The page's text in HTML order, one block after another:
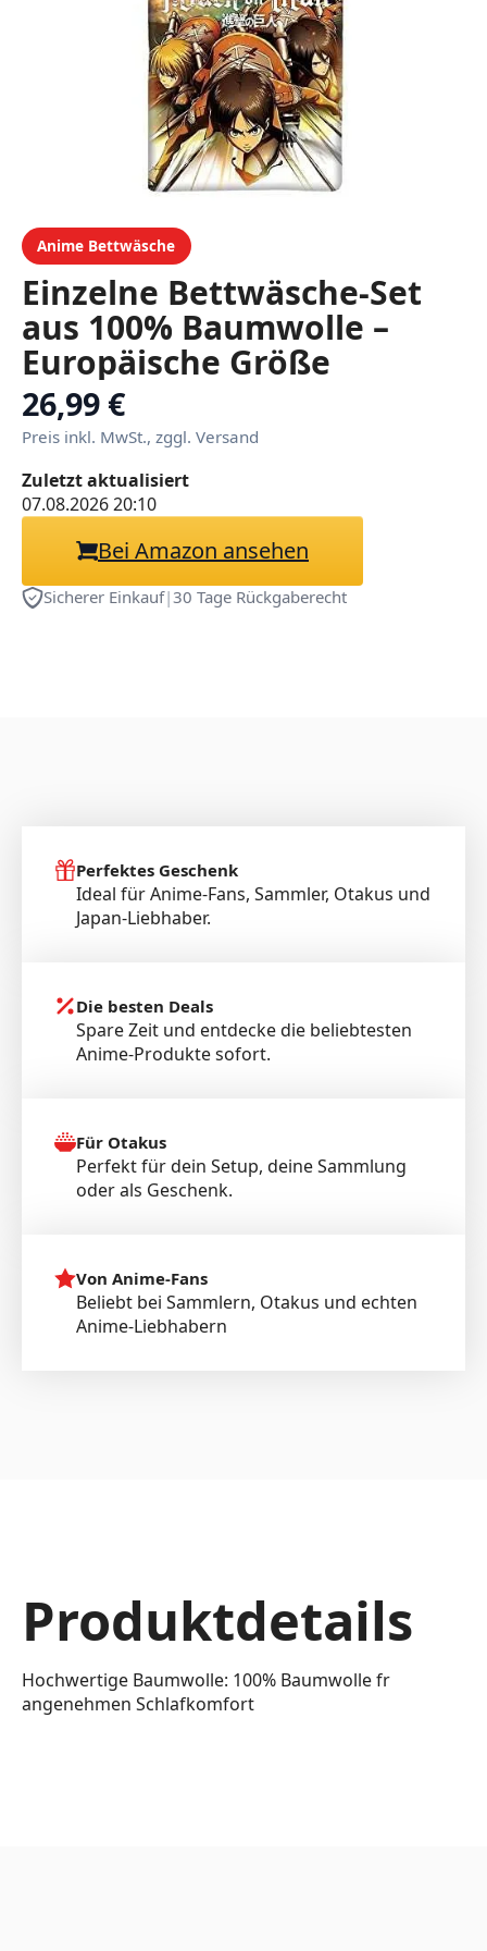
Anime Bettwäsche
Einzelne Bettwäsche-Set
aus 100% Baumwolle –
Europäische Größe
26,99 €
Preis inkl. MwSt., zggl. Versand
Zuletzt aktualisiert
07.08.2026 20:10
Bei Amazon ansehen
Sicherer Einkauf|30 Tage Rückgaberecht
Perfektes Geschenk
Ideal für Anime-Fans, Sammler, Otakus und
Japan-Liebhaber.
Die besten Deals
Spare Zeit und entdecke die beliebtesten
Anime-Produkte sofort.
Für Otakus
Perfekt für dein Setup, deine Sammlung
oder als Geschenk.
Von Anime-Fans
Beliebt bei Sammlern, Otakus und echten
Anime-Liebhabern
Produktdetails
Hochwertige Baumwolle: 100% Baumwolle fr
angenehmen Schlafkomfort